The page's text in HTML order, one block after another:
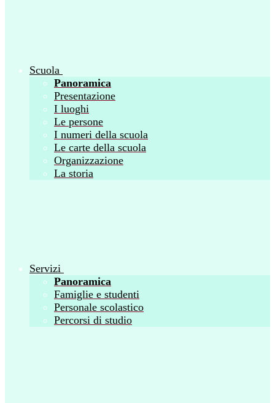
Scuola
Panoramica
Presentazione
I luoghi
Le persone
I numeri della scuola
Le carte della scuola
Organizzazione
La storia
Servizi
Panoramica
Famiglie e studenti
Personale scolastico
Percorsi di studio